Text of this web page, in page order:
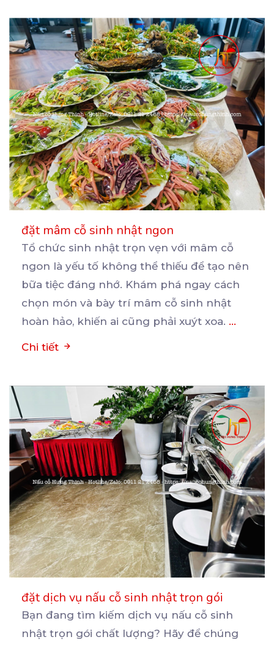
đặt mâm cỗ sinh nhật ngon
Tổ chức sinh nhật trọn vẹn với mâm cỗ
ngon là yếu tố không thể thiếu để tạo nên
bữa tiệc đáng nhớ. Khám phá ngay cách
chọn món và bày trí mâm cỗ sinh nhật
hoàn hảo, khiến ai cũng phải xuýt xoa. ...
Chi tiết
đặt dịch vụ nấu cỗ sinh nhật trọn gói
Bạn đang tìm kiếm dịch vụ nấu cỗ sinh
nhật trọn gói chất lượng? Hãy để chúng